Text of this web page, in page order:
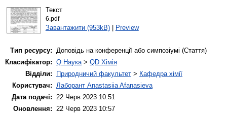
Текст
6.pdf
Завантажити (953kB)| Preview
Тип ресурсу: Доповідь на конференції або симпозіумі (Стаття)
Класифікатор: Q Наука> QD Хімія
Відділи:
Природничий факультет > Кафедра хімії
Користувач: Лаборант Anastasiia Afanasieva
Дата подачі: 22 Черв 2023 10:51
Оновлення: 22 Черв 2023 10:57